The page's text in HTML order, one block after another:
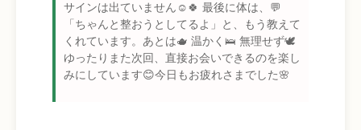
サインは出ていません☺️🍀 最後に体は、💬
「ちゃんと整おうとしてるよ」と、もう教えて
くれています。あとは🫖 温かく🛌 無理せず🕊
ゆったりまた次回、直接お会いできるのを楽し
みにしています😊今日もお疲れさまでした🌸